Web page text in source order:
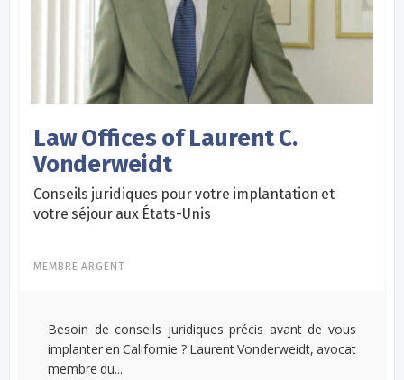
Law Offices of Laurent C.
Vonderweidt
Conseils juridiques pour votre implantation et
votre séjour aux États-Unis
MEMBRE ARGENT
Besoin de conseils juridiques précis avant de vous
implanter en Californie ? Laurent Vonderweidt, avocat
membre du...